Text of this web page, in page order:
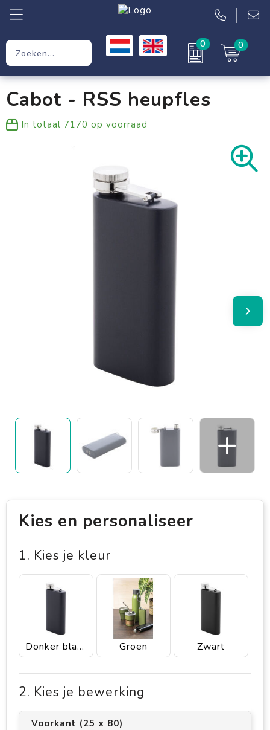
0 0
Werkkleding
Kleding
Cabot - RSS heupfles
In totaal 7170 op voorraad
Kies en personaliseer
1. Kies je kleur
Donker blauw Groen Zwart
2. Kies je bewerking
Voorkant (25 x 80)